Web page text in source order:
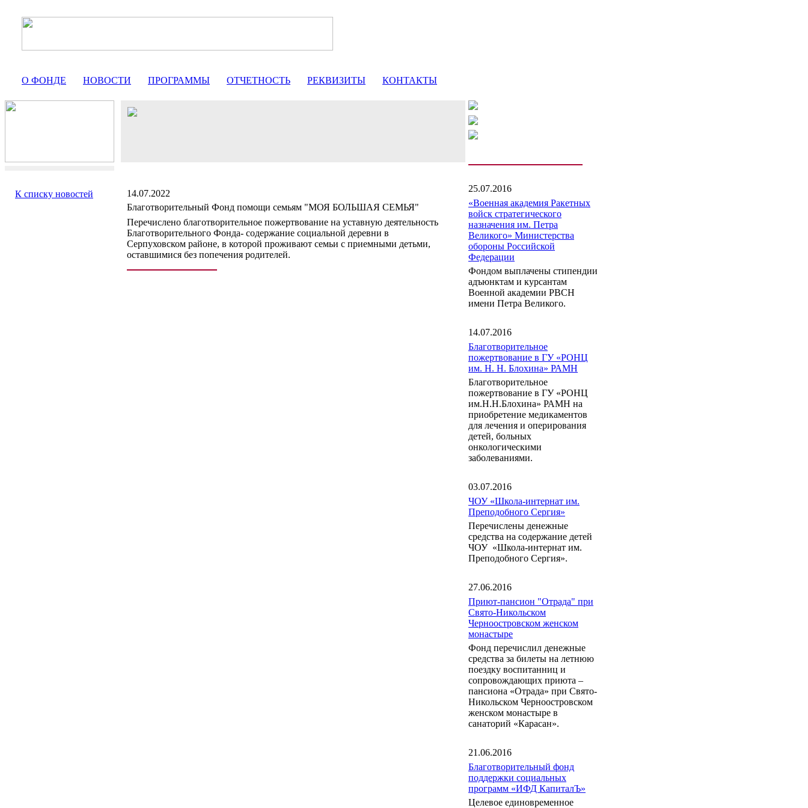
О ФОНДЕ НОВОСТИ ПРОГРАММЫ ОТЧЕТНОСТЬ РЕКВИЗИТЫ КОНТАКТЫ
К списку новостей
14.07.2022
Благотворительный Фонд помощи семьям "МОЯ БОЛЬШАЯ СЕМЬЯ"
Перечислено благотворительное пожертвование на уставную деятельность
Благотворительного Фонда- содержание социальной деревни в
Серпуховском районе, в которой проживают семьи с приемными детьми,
оставшимися без попечения родителей.
25.07.2016
«Военная академия Ракетных
войск стратегического
назначения им. Петра
Великого» Министерства
обороны Российской
Федерации
Фондом выплачены стипендии
адъюнктам и курсантам
Военной академии РВСН
имени Петра Великого.
14.07.2016
Благотворительное
пожертвование в ГУ «РОНЦ
им. Н. Н. Блохина» РАМН
Благотворительное
пожертвование в ГУ «РОНЦ
им.Н.Н.Блохина» РАМН на
приобретение медикаментов
для лечения и оперирования
детей, больных
онкологическими
заболеваниями.
03.07.2016
ЧОУ «Школа-интернат им.
Преподобного Сергия»
Перечислены денежные
средства на содержание детей
ЧОУ «Школа-интернат им.
Преподобного Сергия».
27.06.2016
Приют-пансион "Отрада" при
Свято-Никольском
Черноостровском женском
монастыре
Фонд перечислил денежные
средства за билеты на летнюю
поездку воспитанниц и
сопровождающих приюта –
пансиона «Отрада» при Свято-
Никольском Черноостровском
женском монастыре в
санаторий «Карасан».
21.06.2016
Благотворительный фонд
поддержки социальных
программ «ИФД КапиталЪ»
Целевое единовременное